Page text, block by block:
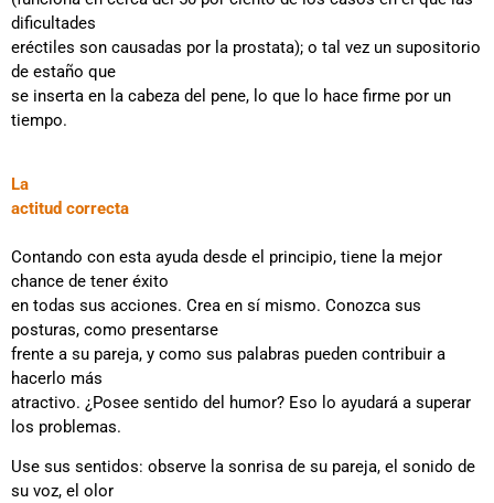
dificultades
eréctiles son causadas por la prostata); o tal vez un supositorio
de estaño que
se inserta en la cabeza del pene, lo que lo hace firme por un
tiempo.
La
actitud correcta
Contando con esta ayuda desde el principio, tiene la mejor
chance de tener éxito
en todas sus acciones. Crea en sí mismo. Conozca sus
posturas, como presentarse
frente a su pareja, y como sus palabras pueden contribuir a
hacerlo más
atractivo. ¿Posee sentido del humor? Eso lo ayudará a superar
los problemas.
Use sus sentidos: observe la sonrisa de su pareja, el sonido de
su voz, el olor